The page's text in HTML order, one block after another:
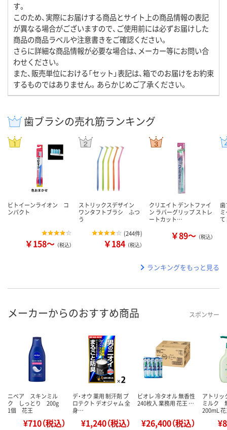
す。
このため、実際にお届けする商品とサイト上の商品情報の表記
が異なる場合がございますので、ご使用前には必ずお届けした
商品の商品ラベルや注意書きをご確認ください。
さらに詳細な商品情報が必要な場合は、メーカー等にお問い合
わせください。
また、販売単位における「セット」表記は、箱でのお届けをお約束
するものではありません。あらかじめご了承ください。
歯ブラシの売れ筋ランキング
ビトイーンライオン コ
ンパクト
￥158～ （税込）
ストリックスデザイン
ワンタフトブラシ ふつ
う
(244件)
￥184 （税込）
クリエイト デントファイ
ン ラバーグリップ ストレ
ートカット…
￥89～ （税込）
歯
ランキングをもっと見る
メーカーからのおすすめ商品 スポンサー
ニベア スキンミル
ク しっとり 200g
1個 花王
¥710（税込）
デ・オウ 薬用 制汗剤 プ
ロテクト デオジャム 全
身…
¥1,240（税込）
ビオレ 冷タオル 無香性
240枚入 業務用 花王 …
¥26,400（税込）
アトリ
ミルク
200mL